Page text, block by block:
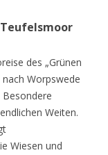
des „Grünen
nach Worpswede
Weiten.
Wiesen und